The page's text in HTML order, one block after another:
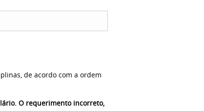
de acordo com a ordem
O requerimento incorreto,